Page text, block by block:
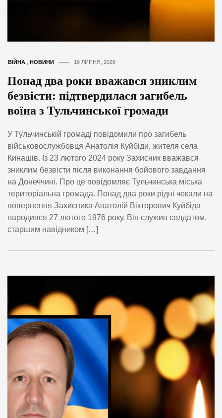
ВІЙНА НОВИНИ 16 ЛИПНЯ, 2026
Понад два роки вважався зниклим
безвісти: підтвердилася загибель
воїна з Тульчинської громади
У Тульчинській громаді повідомили про загибель
військовослужбовця Анатолія Куйбіди, жителя села
Кинашів. Із 23 лютого 2024 року Захисник вважався
зниклим безвісти після виконання бойового завдання
на Донеччині. Про це повідомляє Тульчинська міська
територіальна громада. Понад два роки рідні чекали на
повернення Захисника Анатолій Вікторович Куйбіда
народився 27 лютого 1976 року. Він служив солдатом,
старшим навідником […]